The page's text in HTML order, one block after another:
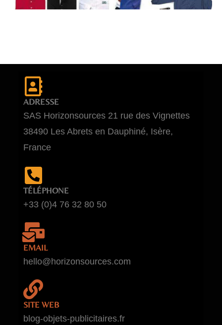
ADRESSE
SAS Horizonsources 21 rue des Vignettes
38490 Les Abrets en Dauphiné, Isère,
France
TÉLÉPHONE
+33 (0)4 76 32 80 50
EMAIL
hello@horizonsources.com
SITE WEB
blog-objets-publicitaires.fr